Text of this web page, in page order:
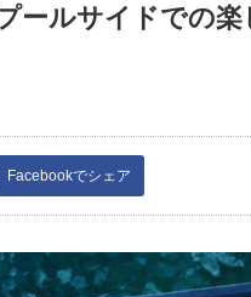
ールサイドでの
Facebookでシェア